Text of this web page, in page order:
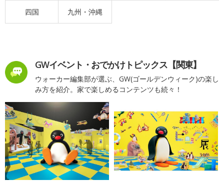
四国 九州・沖縄
GWイベント・おでかけトピックス【関東】
ウォーカー編集部が選ぶ、GW(ゴールデンウィーク)の楽し
み方を紹介。家で楽しめるコンテンツも続々！